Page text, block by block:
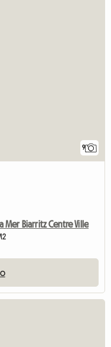
9
Mer Biarritz Centre Ville